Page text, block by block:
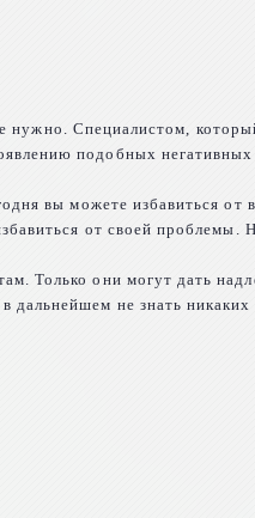
нужно. Специалистом,
подобных
вы можете избавиться от
от своей проблемы.
Только они могут дать
не знать